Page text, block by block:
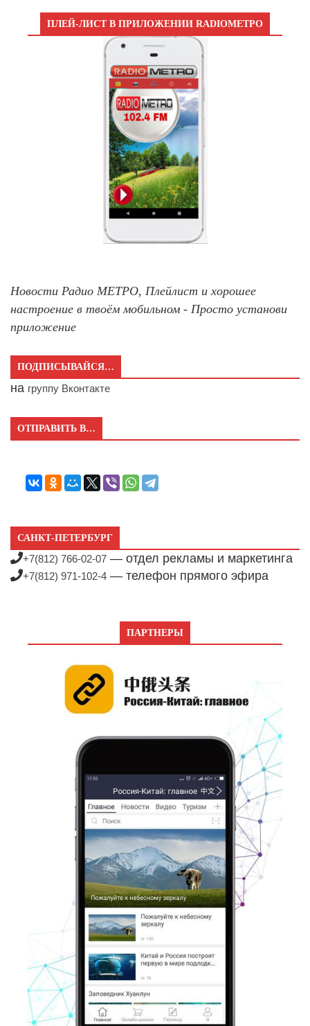
ПЛЕЙ-ЛИСТ В ПРИЛОЖЕНИИ RADIOМЕТРО
Новости Радио МЕТРО, Плейлист и хорошее
настроение в твоём мобильном - Просто установи
приложение
ПОДПИСЫВАЙСЯ…
на группу Вконтакте
ОТПРАВИТЬ В…
САНКТ-ПЕТЕРБУРГ
+7(812) 766-02-07 — отдел рекламы и маркетинга
+7(812) 971-102-4 — телефон прямого эфира
ПАРТНЕРЫ